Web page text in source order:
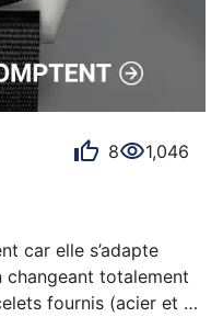
8 1,046
car elle s’adapte
totalement
fournis (acier et